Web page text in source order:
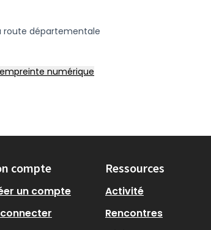
Options d'aménagement de la route
route départementale
numérique
compte
un compte
Ressources
Activité
Rencontres